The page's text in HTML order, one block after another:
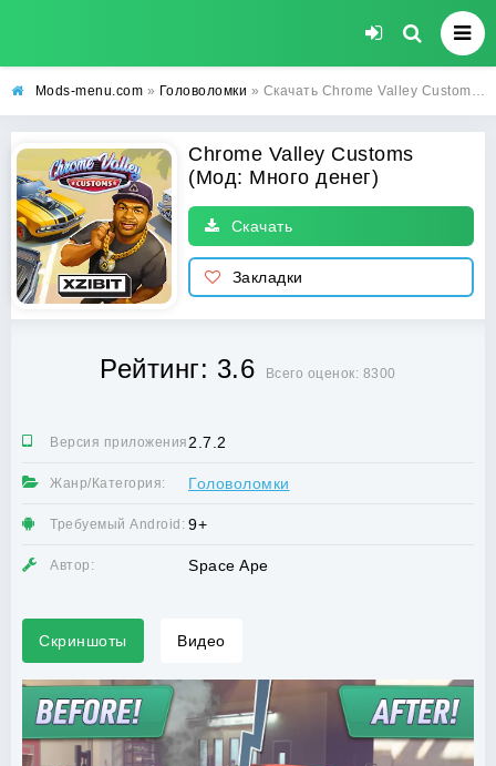
Mods-menu.com » Головоломки » Скачать Chrome Valley Customs Взлом (Много денег) на Андроид бесплатно
Chrome Valley Customs
(Мод: Много денег)
Скачать
Закладки
Рейтинг: 3.6 Всего оценок: 8300
Версия приложения:2.7.2
Жанр/Категория: Головоломки
Требуемый Android: 9+
Автор: Space Ape
Скриншоты Видео